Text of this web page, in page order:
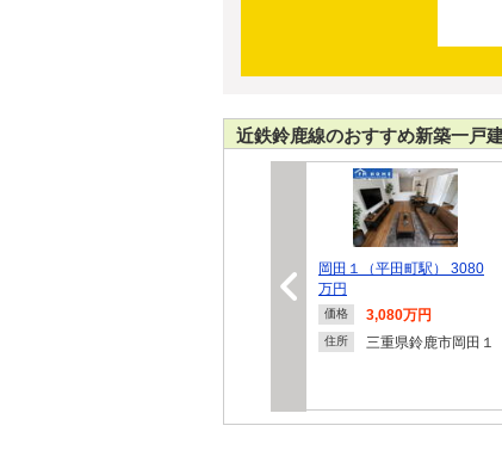
近鉄鈴鹿線のおすすめ新築一戸
岡田１（平田町駅） 3080
万円
価格 3,080万円
住所 三重県鈴鹿市岡田１